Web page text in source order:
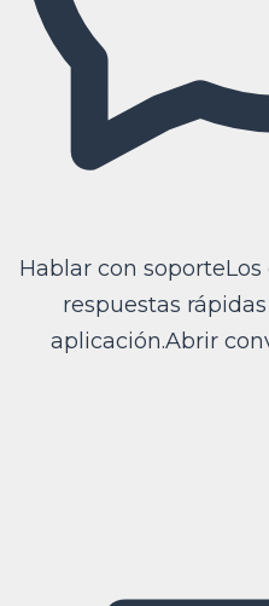
Hablar con soporte
respuestas
aplicación.Abrir